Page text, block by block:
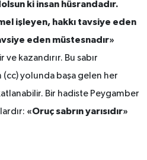
ki insan hüsrandadır.
işleyen, hakkı tavsiye eden
eden müstesnadır»
kazandırır. Bu sabır
yolunda başa gelen her
Bir hadiste Peygamber
«Oruç sabrın yarısıdır»